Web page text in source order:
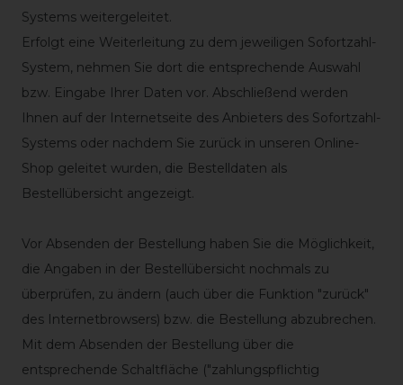
Systems weitergeleitet.
Erfolgt eine Weiterleitung zu dem jeweiligen Sofortzahl-
System, nehmen Sie dort die entsprechende Auswahl
bzw. Eingabe Ihrer Daten vor. Abschließend werden
Ihnen auf der Internetseite des Anbieters des Sofortzahl-
Systems oder nachdem Sie zurück in unseren Online-
Shop geleitet wurden, die Bestelldaten als
Bestellübersicht angezeigt.
Vor Absenden der Bestellung haben Sie die Möglichkeit,
die Angaben in der Bestellübersicht nochmals zu
überprüfen, zu ändern (auch über die Funktion "zurück"
des Internetbrowsers) bzw. die Bestellung abzubrechen.
Mit dem Absenden der Bestellung über die
entsprechende Schaltfläche ("zahlungspflichtig